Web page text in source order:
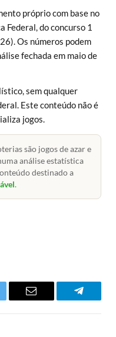
próprio com base no
Federal, do concurso 1
Os números podem
fechada em maio de
sem qualquer
Este conteúdo não é
jogos.
são jogos de azar e
análise estatística
destinado a
.
Email